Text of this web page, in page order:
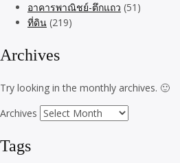
อาคารพาณิชย์-ตึกแถว (51)
ที่ดิน (219)
Archives
Try looking in the monthly archives. 🙂
Archives
Tags